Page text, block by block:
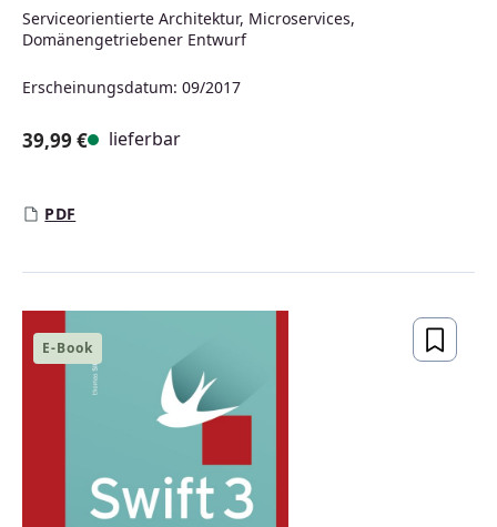
Serviceorientierte Architektur, Microservices,
Domänengetriebener Entwurf
Erscheinungsdatum: 09/2017
39,99 € lieferbar
PDF
E-Book